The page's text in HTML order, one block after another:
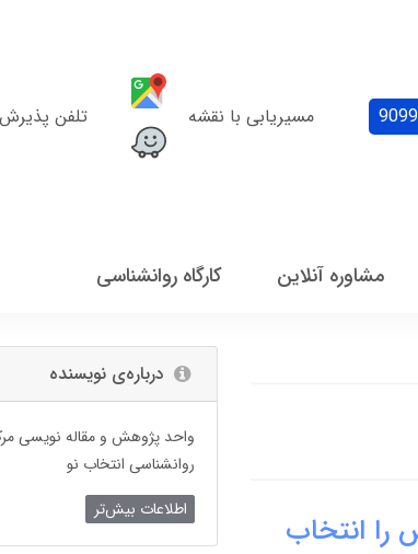
مسیریابی با نقشه تلفن پذیرش
مشاوره آنلاین کارگاه روانشناسی
را انتخاب
درباره‌ی نویسنده
واحد پژوهش و مقاله نویسی
روانشناسی انتخاب نو
اطلاعات بیش‌تر